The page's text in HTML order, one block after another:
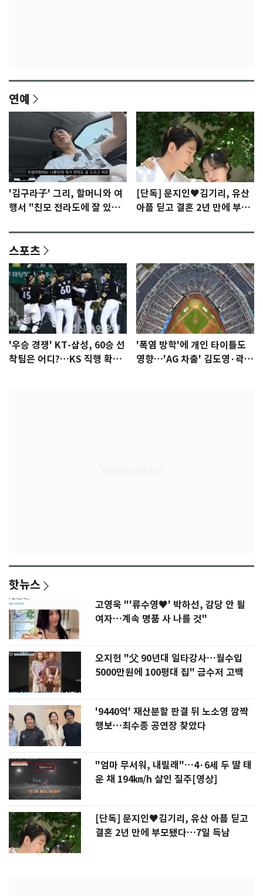
연예
'김구라子' 그리, 할머니와 여
행서 "친모 전라도에 잘 있
[단독] 문지인♥김기리, 유산
아픔 딛고 결혼 2년 만에 부모
스포츠
'우승 경쟁' KT-삼성, 60승 선
착팀은 어디?…KS 직행 확률
'폭염 방학'에 개인 타이틀도
영향…'AG 차출' 김도영·곽빈
핫뉴스
고영욱 "'류수영♥' 박하선, 감당 안 될
여자…계속 명품 사 나를 것"
오지헌 "父 90년대 일타강사…월수입
5000만원에 100평대 집" 금수저 고백
'9440억' 재산분할 판결 뒤 노소영 깜짝
행보…최수종 공연장 찾았다
"엄마 무서워, 내릴래"…4·6세 두 딸 태
운 채 194㎞/h 살인 질주[영상]
[단독] 문지인♥김기리, 유산 아픔 딛고
결혼 2년 만에 부모됐다…7일 득남